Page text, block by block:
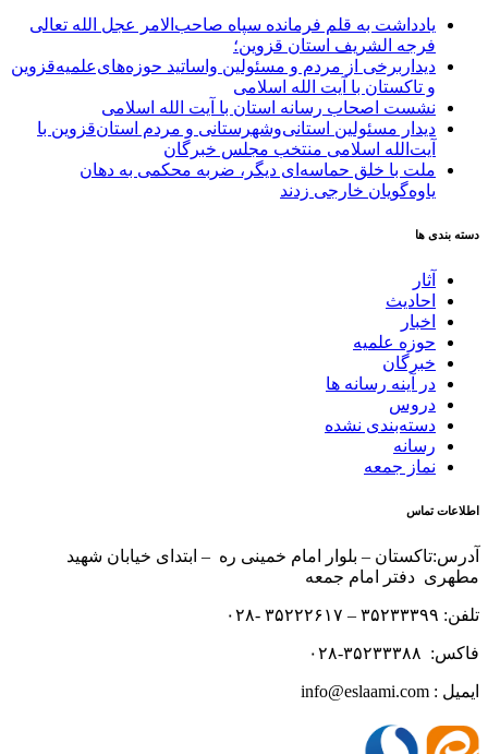
یادداشت به قلم فرمانده سپاه صاحب‌الامر عجل الله تعالی
فرجه الشریف استان قزوین؛
دیداربرخی از مردم و مسئولین واساتید حوزه‌های‌علمیه‌قزوین
و تاکستان با آیت الله اسلامی
نشست اصحاب رسانه استان با آیت الله اسلامی
دیدار مسئولین استانی‌وشهرستانی و مردم‌ استان‌قزوین با
آیت‌الله‌ اسلامی منتخب مجلس‌ خبرگان
ملت با خلق حماسه‌ای دیگر، ضربه محکمی به دهان
یاوه‌گویان خارجی زدند
دسته بندی ها
آثار
احادیث
اخبار
حوزه علمیه
خبرگان
در آینه رسانه ها
دروس
دسته‌بندی نشده
رسانه
نماز جمعه
اطلاعات تماس
آدرس:تاکستان – بلوار امام خمینی ره – ابتدای خیابان شهید
مطهری دفتر امام جمعه
تلفن: ۳۵۲۳۳۳۹۹ – ۳۵۲۲۲۶۱۷ -۰۲۸
فاکس: ۳۵۲۳۳۳۸۸-۰۲۸
ایمیل : info@eslaami.com